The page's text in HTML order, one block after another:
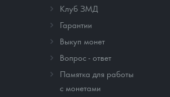
Клуб ЗМД
Гарантии
Выкуп монет
Вопрос - ответ
Памятка для работы
с монетами